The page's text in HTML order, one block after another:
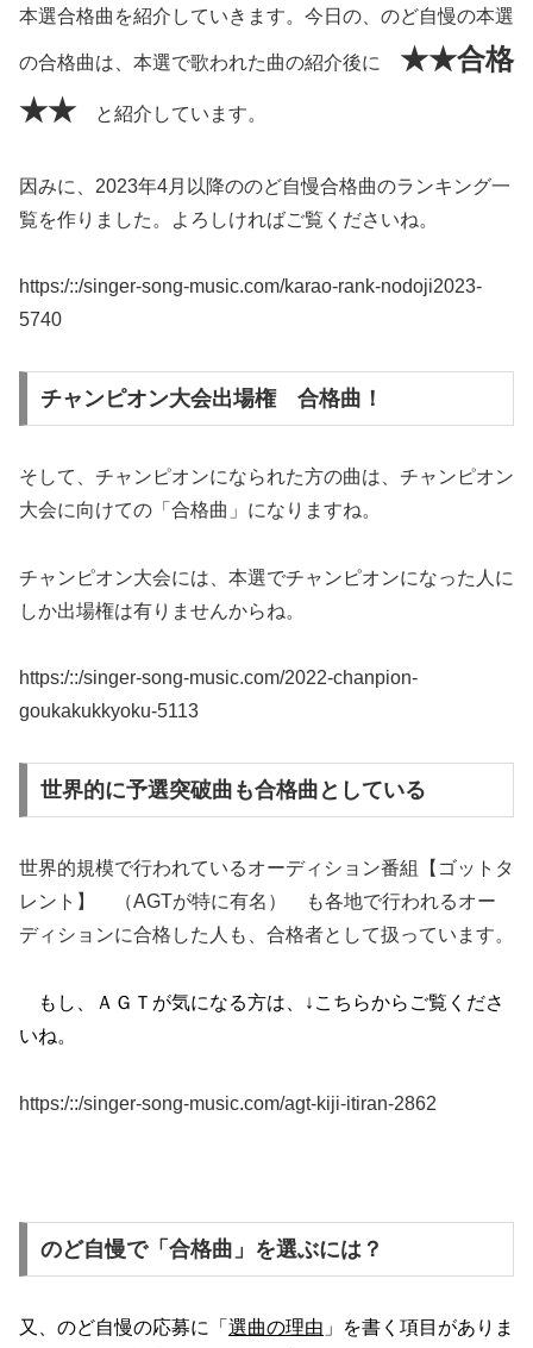
本選合格曲を紹介していきます。今日の、のど自慢の本選
の合格曲は、本選で歌われた曲の紹介後に ★★合格
★★と紹介しています。
因みに、2023年4月以降ののど自慢合格曲のランキング一
覧を作りました。よろしければご覧くださいね。
https:/::/singer-song-music.com/karao-rank-nodoji2023-
5740
チャンピオン大会出場権 合格曲！
そして、チャンピオンになられた方の曲は、チャンピオン
大会に向けての「合格曲」になりますね。
チャンピオン大会には、本選でチャンピオンになった人に
しか出場権は有りませんからね。
https:/::/singer-song-music.com/2022-chanpion-
goukakukkyoku-5113
世界的に予選突破曲も合格曲としている
世界的規模で行われているオーディション番組【ゴットタ
レント】 （AGTが特に有名） も各地で行われるオー
ディションに合格した人も、合格者として扱っています。
もし、ＡＧＴが気になる方は、↓こちらからご覧くださ
いね。
https:/::/singer-song-music.com/agt-kiji-itiran-2862
のど自慢で「合格曲」を選ぶには？
又、のど自慢の応募に「 選曲の理由 」を書く項目がありま